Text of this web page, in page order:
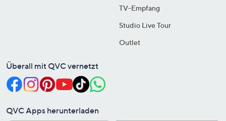
TV-Empfang
Studio Live Tour
Outlet
Überall mit QVC vernetzt
QVC Apps herunterladen